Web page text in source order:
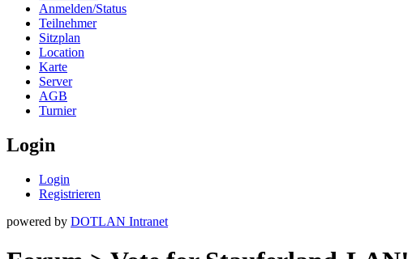
Anmelden/Status
Teilnehmer
Sitzplan
Location
Karte
Server
AGB
Turnier
Login
Login
Registrieren
powered by DOTLAN Intranet